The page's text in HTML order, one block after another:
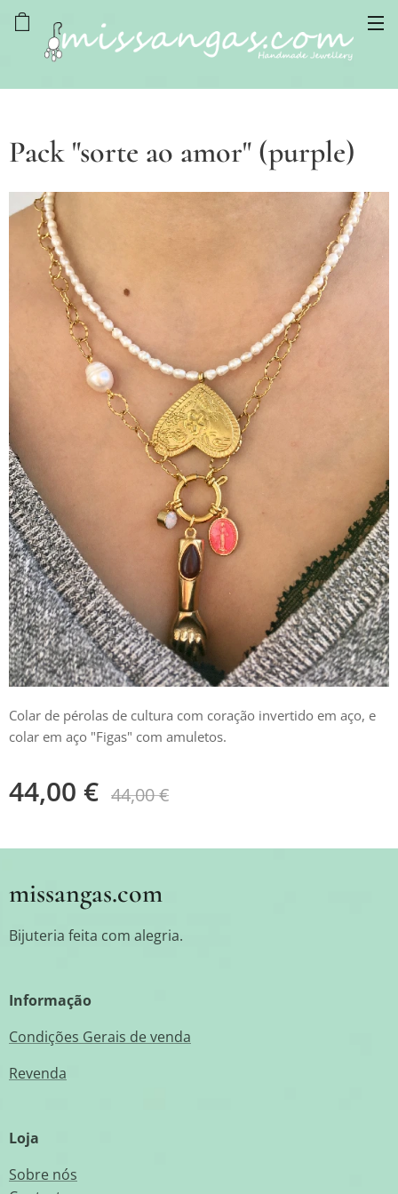
Pack "sorte ao amor" (purple)
Colar de pérolas de cultura com coração invertido em aço, e
colar em aço "Figas" com amuletos.
44,00 € 44,00€
missangas.com
Bijuteria feita com alegria.
Informação
Condições Gerais de venda
Revenda
Loja
Sobre nós